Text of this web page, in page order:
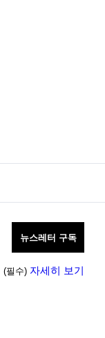
뉴스레터 구독
(필수) 자세히 보기